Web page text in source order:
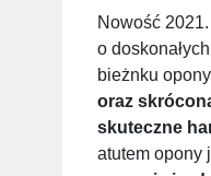
Nowość
o
bieżnku
oraz
skuteczne
atutem opony